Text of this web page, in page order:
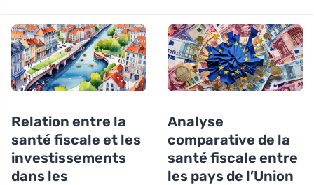
Relation entre la
santé fiscale et les
investissements
dans les
Analyse
comparative de la
santé fiscale entre
les pays de l’Union